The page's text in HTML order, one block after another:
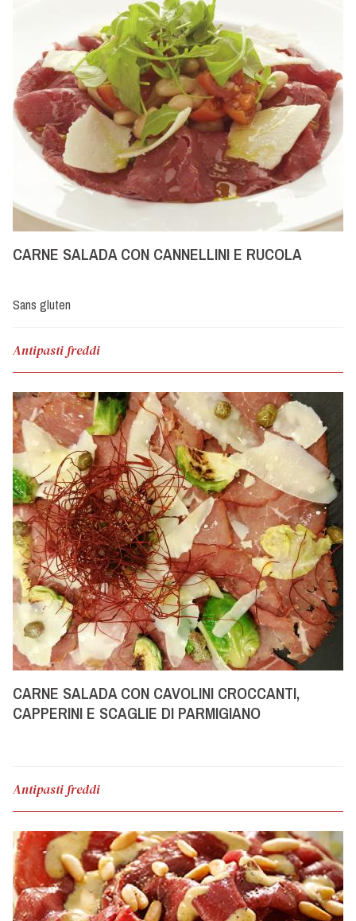
CARNE SALADA CON CANNELLINI E RUCOLA
Sans gluten
Antipasti freddi
CARNE SALADA CON CAVOLINI CROCCANTI,
CAPPERINI E SCAGLIE DI PARMIGIANO
Antipasti freddi